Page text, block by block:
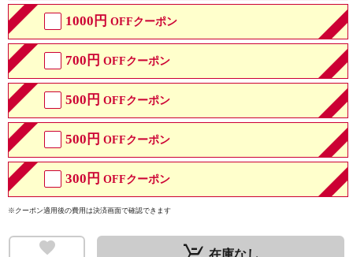
1000円 OFFクーポン
700円 OFFクーポン
500円 OFFクーポン
500円 OFFクーポン
300円 OFFクーポン
※クーポン適用後の費用は決済画面で確認できます
在庫なし